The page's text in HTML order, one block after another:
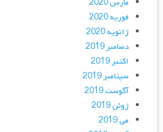
مارس 2020
فوریه 2020
ژانویه 2020
دسامبر 2019
اکتبر 2019
سپتامبر 2019
آگوست 2019
ژوئن 2019
می 2019